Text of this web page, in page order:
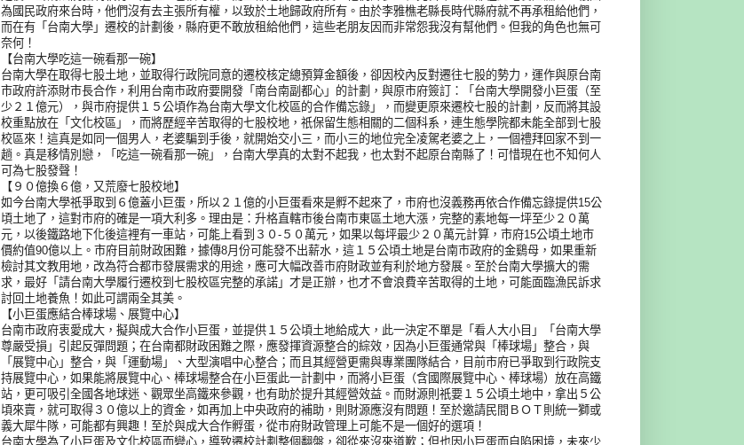
為國民政府來台時，他們沒有去主張所有權，以致於土地歸政府所有。由於李雅樵老縣長時代縣府就不再承租給他們，
而在有「台南大學」遷校的計劃後，縣府更不敢放租給他們，這些老朋友因而非常怨我沒有幫他們。但我的角色也無可
奈何！
【台南大學吃這一碗看那一碗】
台南大學在取得七股土地，並取得行政院同意的遷校核定總預算金額後，卻因校內反對遷往七股的勢力，運作與原台南
市政府許添財市長合作，利用台南市政府要開發「南台南副都心」的計劃，與原市府簽訂：「台南大學開發小巨蛋（至
少２１億元），與市府提供１５公頃作為台南大學文化校區的合作備忘錄」，而變更原來遷校七股的計劃，反而將其設
校重點放在「文化校區」，而將歷經辛苦取得的七股校地，祇保留生態相關的二個科系，連生態學院都未能全部到七股
校區來！這真是如同一個男人，老婆騙到手後，就開始交小三，而小三的地位完全凌駕老婆之上，一個禮拜回家不到一
趟。真是移情別戀，「吃這一碗看那一碗」，台南大學真的太對不起我，也太對不起原台南縣了！可惜現在也不知何人
可為七股發聲！
【９０億換６億，又荒廢七股校地】
如今台南大學祇爭取到６億蓋小巨蛋，所以２１億的小巨蛋看來是孵不起來了，市府也沒義務再依合作備忘錄提供15公
頃土地了，這對市府的確是一項大利多。理由是：升格直轄市後台南市東區土地大漲，完整的素地每一坪至少２０萬
元，以後鐵路地下化後這裡有一車站，可能上看到３０-５０萬元，如果以每坪最少２０萬元計算，市府15公頃土地巿
價約值90億以上。市府目前財政困難，據傳8月份可能發不出薪水，這１５公頃土地是台南市政府的金鷄母，如果重新
檢討其文教用地，改為符合都市發展需求的用途，應可大幅改善市府財政並有利於地方發展。至於台南大學擴大的需
求，最好「請台南大學履行遷校到七股校區完整的承諾」才是正辦，也才不會浪費辛苦取得的土地，可能面臨漁民訴求
討回土地養魚！如此可謂兩全其美。
【小巨蛋應結合棒球場、展覽中心】
台南市政府衷愛成大，擬與成大合作小巨蛋，並提供１５公頃土地給成大，此一決定不單是「看人大小目」「台南大學
尊嚴受損」引起反彈問題；在台南都財政困難之際，應發揮資源整合的綜效，因為小巨蛋通常與「棒球場」整合，與
「展覽中心」整合，與「運動場」、大型演唱中心整合；而且其經營更需與專業團隊結合，目前市府已爭取到行政院支
持展覽中心，如果能將展覽中心、棒球場整合在小巨蛋此一計劃中，而將小巨蛋（含國際展覽中心、棒球場）放在高鐵
站，更可吸引全國各地球迷、觀眾坐高鐵來參觀，也有助於提升其經營效益。而財源則祇要１５公頃土地中，拿出５公
頃來賣，就可取得３０億以上的資金，如再加上中央政府的補助，則財源應沒有問題！至於邀請民間ＢＯＴ則統一獅或
義大犀牛隊，可能都有興趣！至於與成大合作孵蛋，從市府財政管理上可能不是一個好的選項！
台南大學為了小巨蛋及文化校區而變心，導致遷校計劃整個翻盤，卻從來沒來道歉；但也因小巨蛋而自陷困境，未來少